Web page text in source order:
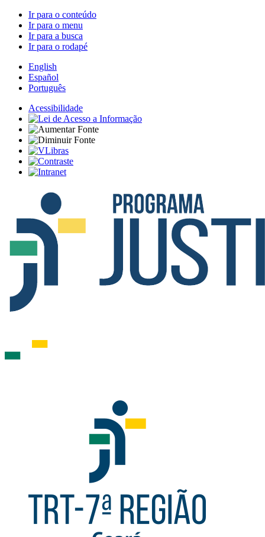
Ir para o conteúdo
Ir para o menu
Ir para a busca
Ir para o rodapé
English
Español
Português
Acessibilidade